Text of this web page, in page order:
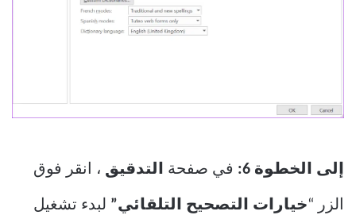
إلى الخطوة 6: في صفحة التدقيق ، انقر فوق
الزر “خيارات التصحيح التلقائي” لبدء تشغيل